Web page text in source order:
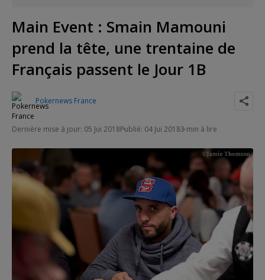
Main Event : Smain Mamouni
prend la tête, une trentaine de
Français passent le Jour 1B
Pokernews France
Dernière mise à jour: 05 Jui 2018Publié: 04 Jui 20183 min à lire